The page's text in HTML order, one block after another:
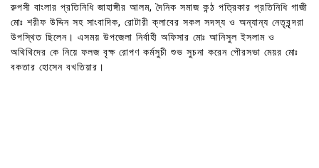
রুপসী বাংলার প্রতিনিধি জাহাঙ্গীর আলম, দৈনিক সমাজ কন্ঠ পত্রিকার প্রতিনিধি গাজী
মোঃ শরীফ উদ্দিন সহ সাংবাদিক, রোটারী ক্লাবের সকল সদস্য ও অন্যান্য নেতৃবৃন্দরা
উপস্থিত ছিলেন। এসময় উপজেলা নির্বাহী অফিসার মোঃ আনিসুল ইসলাম ও
অথিথিদের কে নিয়ে ফলজ বৃক্ষ রোপণ কর্মসুচী শুভ সুচনা করেন পৌরসভা মেয়র মোঃ
বকতার হোসেন বখতিয়ার।